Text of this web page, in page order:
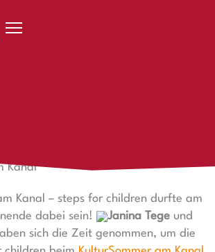
Kanal
Kanal – steps for children durfte am
dabei sein!
Janina Tege und
sich die Zeit genommen, um die